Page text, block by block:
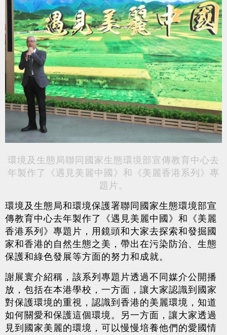
環境及生態局聯同國家生態環境部宣傳教育中心去
年製作了《遇見美麗中國》和《美麗香港系列》專
題片。
環境及生態局和環境保護署聯同國家生態環境部宣
傳教育中心去年製作了《遇見美麗中國》和《美麗
香港系列》專題片，用鏡頭和大家去探索和發掘國
家和香港的自然生態之美，帶出在污染防治、生態
保護和綠色發展等方面的努力和成就。
謝展寰介紹稱，該系列專題片透過不同媒介公開播
放，包括在本港學校，一方面，讓大家認識到國家
對保護環境的重視，認識到香港的美麗環境，知道
如何關愛和保護這個環境。另一方面，讓大家透過
見到國家美麗的環境，可以慢慢培養他們的愛國情